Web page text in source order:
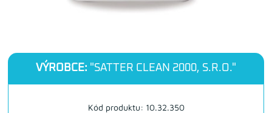
VÝROBCE: "SATTER CLEAN 2000, S.R.O."
Kód produktu: 10.32.350